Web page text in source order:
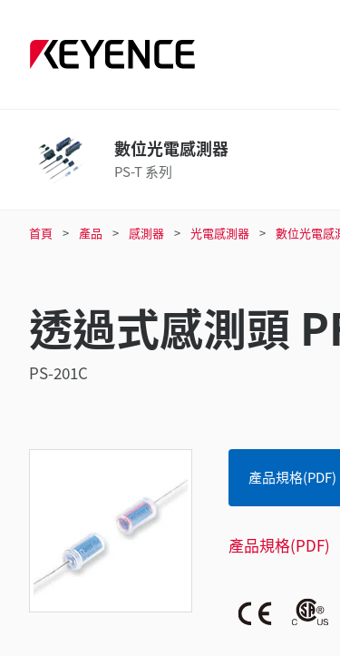
數位光電感測器
PS-T 系列
首頁 產品 感測器 光電感測器 數位光電感
透過式感測頭
PS-201C
產品規格(PDF)
產品規格(PDF)